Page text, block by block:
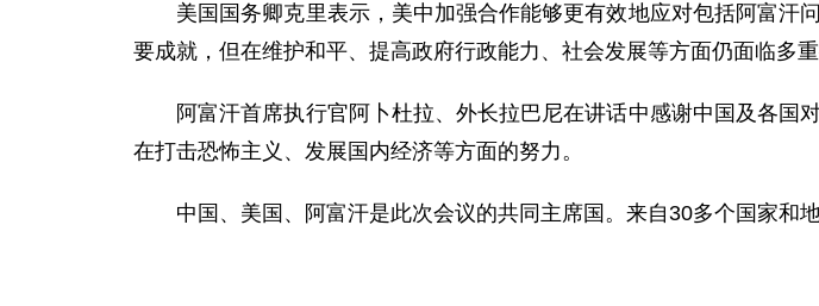
美国国务卿克里表示，美中加强合作能够更有效地应对包括阿富汗
要成就，但在维护和平、提高政府行政能力、社会发展等方面仍面临多
阿富汗首席执行官阿卜杜拉、外长拉巴尼在讲话中感谢中国及各国
在打击恐怖主义、发展国内经济等方面的努力。
中国、美国、阿富汗是此次会议的共同主席国。来自30多个国家和地